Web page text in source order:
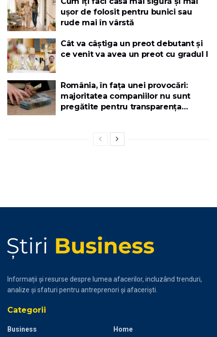
ușor de folosit pentru bunici sau
rude mai în vârstă
Cât va câștiga un preot debutant și
ce venit va avea un preot cu gradul I
România, în fața unei provocări:
majoritatea companiilor nu sunt
pregătite pentru transparența
Informații și resurse despre lumea afacerilor, incluzând trenduri,
analize și sfaturi pentru antreprenori și afaceriști.
Categorii
Business
Home